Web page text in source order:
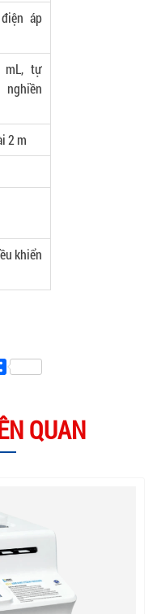
áp
mL, tự
nghiền
2 m
khiển
Share
QUAN